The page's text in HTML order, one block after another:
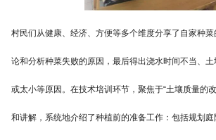
村民们从健康、经济、方便等多个维度分享了自家种
论和分析种菜失败的原因，最后得出浇水时间不当、
或太小等原因。在技术培训环节，聚焦于“土壤质量的
和讲解，系统地介绍了种植前的准备工作：包括规划